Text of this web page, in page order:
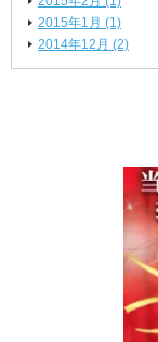
2015年1月 (1)
2014年12月 (2)